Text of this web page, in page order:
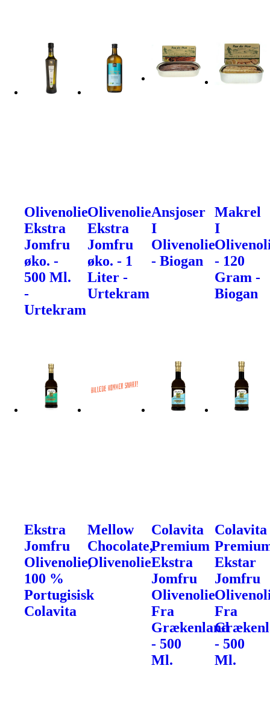
Olivenolie
Ekstra
Jomfru
øko. -
500 Ml.
-
Urtekram
Olivenolie
Ekstra
Jomfru
øko. - 1
Liter -
Urtekram
Ansjoser
I
Olivenolie
- Biogan
Makrel
I
- 120
Gram -
Biogan
Ekstra
Jomfru
Olivenolie,
100 %
Portugisisk
Colavita
Mellow
Chocolate,
Olivenolie
Colavita
Premium
Ekstra
Jomfru
Olivenolie
Fra
Grækenland
- 500
Ml.
Colavita
Ekstar
Jomfru
Fra
- 500
Ml.